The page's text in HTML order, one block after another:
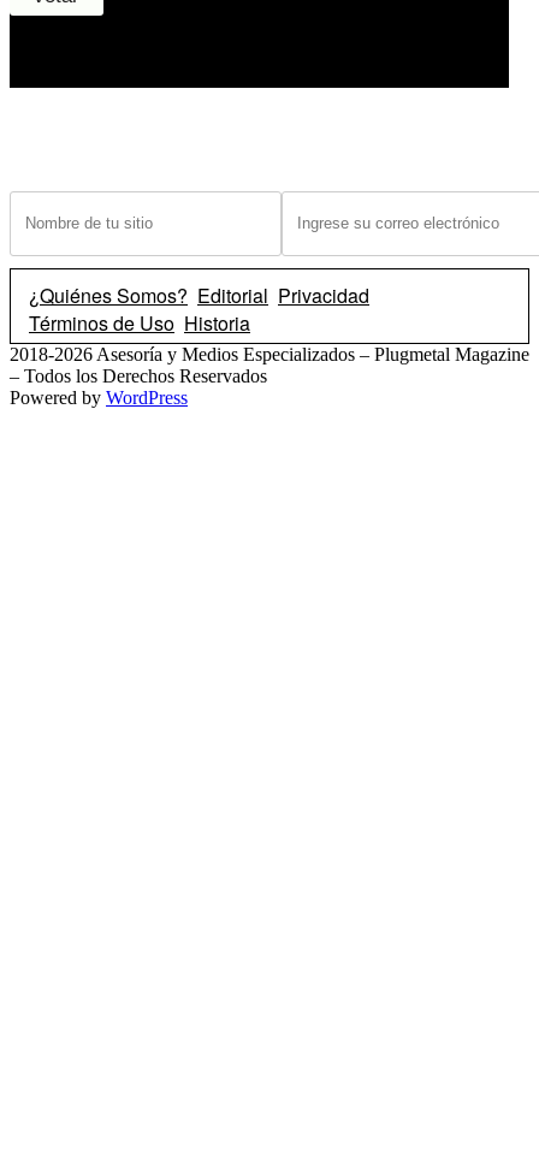
¿Quiénes Somos? Editorial Privacidad
Términos de Uso Historia
2018-2026 Asesoría y Medios Especializados – Plugmetal Magazine
– Todos los Derechos Reservados
Powered by WordPress